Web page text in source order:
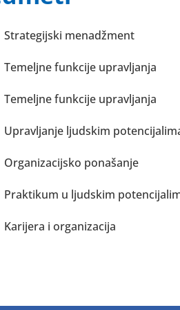
Strategijski menadžment
Temeljne funkcije upravljanja
Temeljne funkcije upravljanja
Upravljanje ljudskim
Organizacijsko ponašanje
Praktikum u ljudskim
Karijera i organizacija